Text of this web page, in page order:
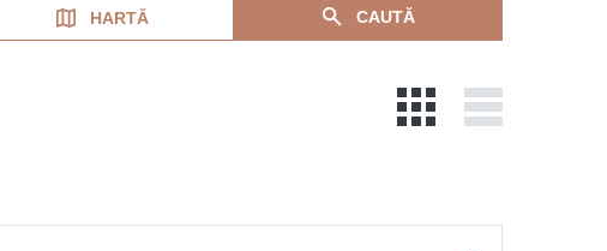
HARTĂ CAUTĂ